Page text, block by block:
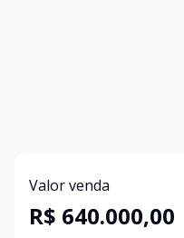
Valor venda
R$ 640.000,00